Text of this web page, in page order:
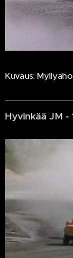
Kuvaus: Myllyaho
Hyvinkää JM -